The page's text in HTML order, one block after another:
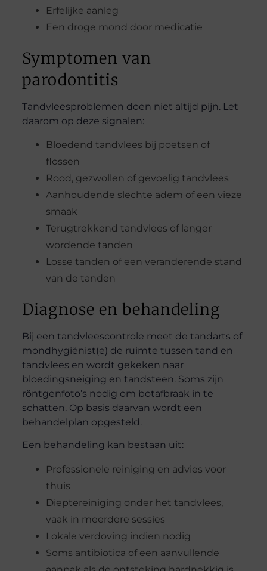
Erfelijke aanleg
Een droge mond door medicatie
Symptomen van
parodontitis
Tandvleesproblemen doen niet altijd pijn. Let
daarom op deze signalen:
Bloedend tandvlees bij poetsen of
flossen
Rood, gezwollen of gevoelig tandvlees
Aanhoudende slechte adem of een vieze
smaak
Terugtrekkend tandvlees of langer
wordende tanden
Losse tanden of een veranderende stand
van de tanden
Diagnose en behandeling
Bij een tandvleescontrole meet de tandarts of
mondhygiënist(e) de ruimte tussen tand en
tandvlees en wordt gekeken naar
bloedingsneiging en tandsteen. Soms zijn
röntgenfoto’s nodig om botafbraak in te
schatten. Op basis daarvan wordt een
behandelplan opgesteld.
Een behandeling kan bestaan uit:
Professionele reiniging en advies voor
thuis
Dieptereiniging onder het tandvlees,
vaak in meerdere sessies
Lokale verdoving indien nodig
Soms antibiotica of een aanvullende